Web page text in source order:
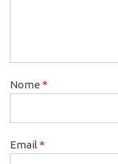
Nome *
Email *